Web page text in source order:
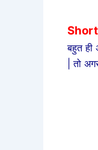
बहुत ही
| तो